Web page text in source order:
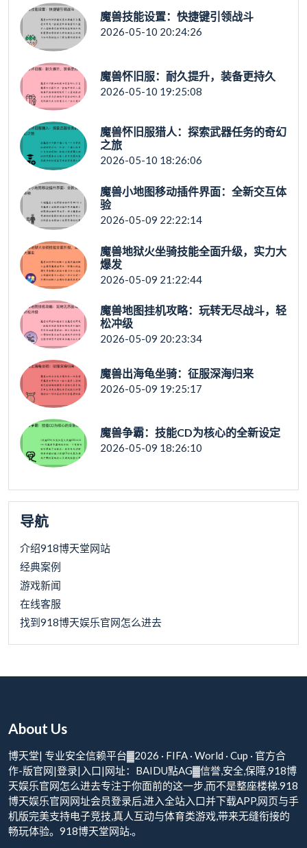
魔兽技能设置：快捷键引领战斗
2026-05-10 20:24:26
魔兽怀旧服：耐久提升，装备更持久
2026-05-10 19:25:08
魔兽怀旧服猎人：探索武器任务的奇幻
之旅
2026-05-10 18:26:06
魔兽小地图移动插件界面：全新交互体
验
2026-05-09 22:22:14
魔兽地狱火坐骑技能全面升级，实力大
爆发
2026-05-09 21:22:44
魔兽地图挂机攻略：玩转无尽战斗，轻
松冲级
2026-05-09 20:23:34
魔兽出海龟坐骑：征服深海归来
2026-05-09 19:25:17
魔兽争霸：技能CD为核心的全新设定
2026-05-09 18:26:10
导航
介绍918博天堂网站
经典案例
游戏新闻
在线客服
找到918博天娱乐官网怎么进去
About Us
博天堂| 专业安全信赖平台▓2026 · FIFA · World · Cup · 官方合
作-版官网|登录|入口|网址：BAIDU點AG▓信誉,安全,保障,918博
天娱乐官网怎么进去专注于你面前的这一步,而不是整座楼梯.918
博天娱乐官网网址会员登录后,进入全站入口并下载APP,网页与手
机版完美支持电子竞技,真人互动与体育类游戏,带来无缝衔接的
畅玩体验。918博天堂网站.。